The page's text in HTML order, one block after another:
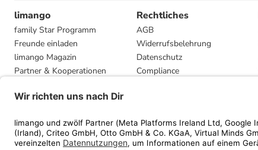
limango
family Star Programm
Freunde einladen
limango Magazin
Partner & Kooperationen
Presse
Rechtliches
AGB
Widerrufsbelehrung
Datenschutz
Compliance